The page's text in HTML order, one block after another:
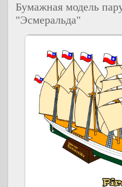
Бумажная модель
"Эсмеральда"